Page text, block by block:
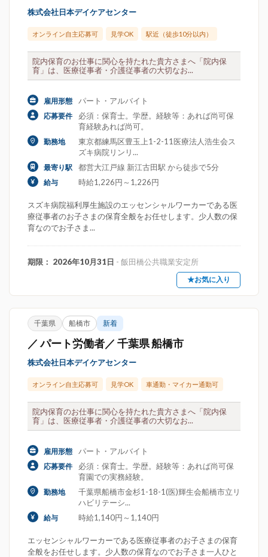
株式会社日本デイケアセンター
オンライン自主応募可 見学OK 駅近（徒歩10分以内）
院内保育のお仕事に関心を持たれた貴方さまへ「院内保
育」は、医療従事者・介護従事者の大切なお...
雇用形態 パート・アルバイト
応募要件
必須：保育士。学歴。経験等：あれば尚可保
育経験あれば尚可。
勤務地
東京都練馬区豊玉上1-2-11医療法人浩生会ス
ズキ病院リンリ...
最寄り駅 都営大江戸線 新江古田駅 から徒歩で5分
給与 時給1,226円～1,226円
スズキ病院福利厚生施設のエッセンシャルワーカーである医
療従事者のお子さまの保育全般をお任せします。少人数の保
育なのでお子さま...
期限： 2026年10月31日 - 飯田橋公共職業安定所
★お気に入り
千葉県 船橋市 新着
／ パート労働者／ 千葉県 船橋市
株式会社日本デイケアセンター
オンライン自主応募可 見学OK 車通勤・マイカー通勤可
院内保育のお仕事に関心を持たれた貴方さまへ「院内保
育」は、医療従事者・介護従事者の大切なお...
雇用形態 パート・アルバイト
応募要件
必須：保育士。学歴。経験等：あれば尚可保
育園での実務経験。
勤務地
千葉県船橋市金杉1-18-1(医)輝生会船橋市立リ
ハビリテーシ...
給与 時給1,140円～1,140円
エッセンシャルワーカーである医療従事者のお子さまの保育
全般をお任せします。少人数の保育なのでお子さま一人ひと